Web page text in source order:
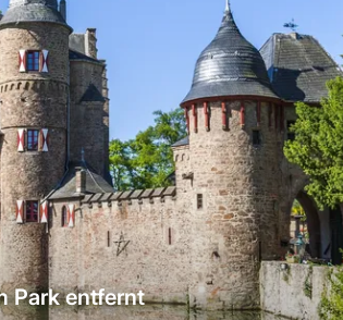
Park entfernt